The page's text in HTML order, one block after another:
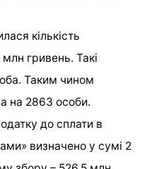
кількість
гривень. Такі
Таким чином
на 2863 особи.
до сплати в
визначено у сумі 2